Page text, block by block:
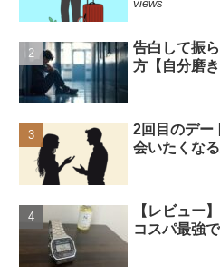
views
告白して振
方【自分磨
2回目のデー
会いたくな
【レビュー
コスパ最強